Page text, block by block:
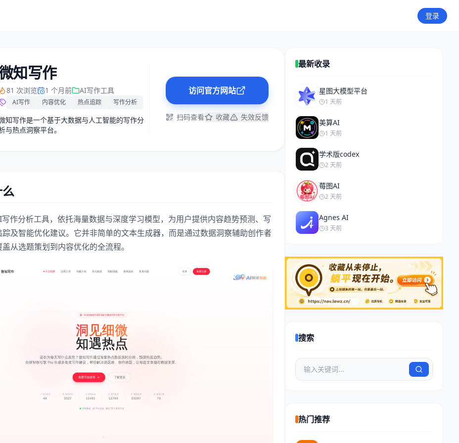
登录
知写作
81 次浏览 1 个月前 AI写作工具
AI写作 内容优化 热点追踪 写作分析
知写作是一个基于大数据与人工智能的写作分
与热点洞察平台。
访问官方网站
扫码查看 收藏 失效反馈
作分析工具，依托海量数据与深度学习模型，为用户提供内容趋势预测、写
及智能优化建议。它并非简单的文本生成器，而是通过数据洞察辅助创作者
从选题策划到内容优化的全流程。
最新收录
星图大模型平台
1 天前
美算AI
1 天前
学术版codex
2 天前
莓图AI
2 天前
Agnes AI
3 天前
搜索
热门推荐